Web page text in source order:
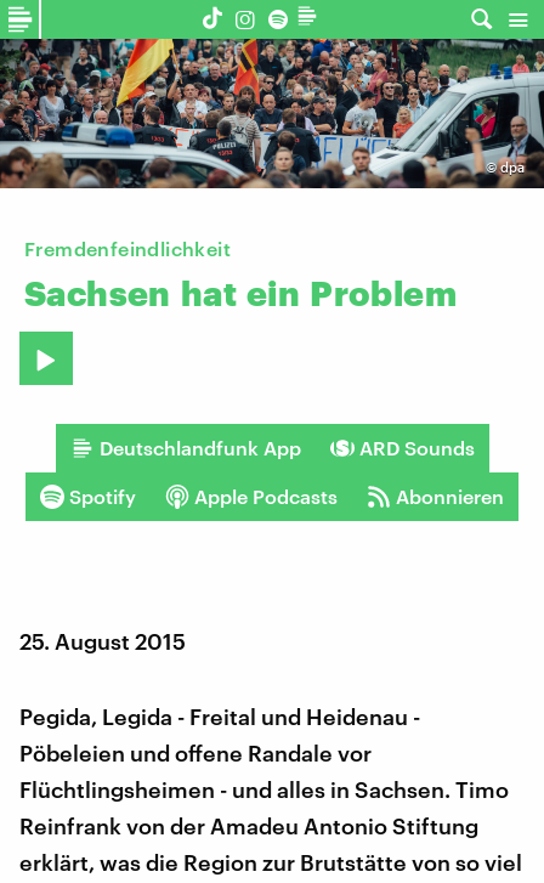
©dpa
Fremdenfeindlichkeit
Sachsen hat ein Problem
Deutschlandfunk App ARD Sounds
Spotify Apple Podcasts Abonnieren
25. August 2015
Pegida, Legida - Freital und Heidenau -
Pöbeleien und offene Randale vor
Flüchtlingsheimen - und alles in Sachsen. Timo
Reinfrank von der Amadeu Antonio Stiftung
erklärt, was die Region zur Brutstätte von so viel